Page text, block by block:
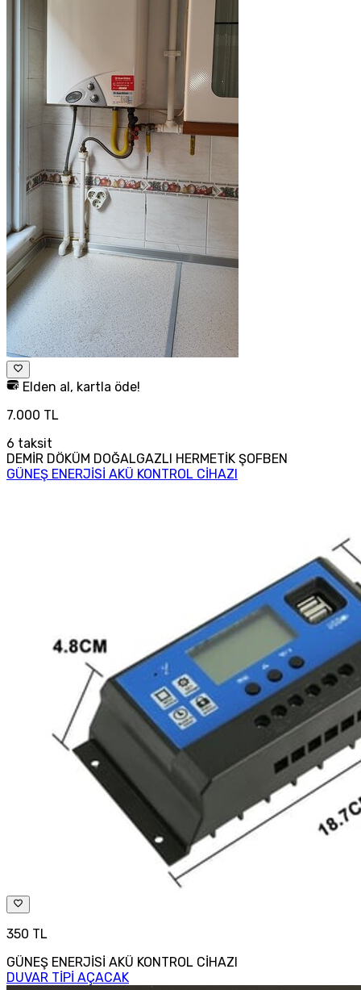
Elden al, kartla öde!
7.000 TL
6 taksit
DEMİR DÖKÜM DOĞALGAZLI HERMETİK ŞOFBEN
GÜNEŞ ENERJİSİ AKÜ KONTROL CİHAZI
350 TL
GÜNEŞ ENERJİSİ AKÜ KONTROL CİHAZI
DUVAR TİPİ AÇACAK